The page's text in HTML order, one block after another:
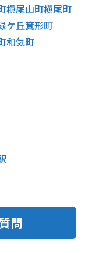
槇尾山町槇尾町
ケ丘箕形町
和気町
問